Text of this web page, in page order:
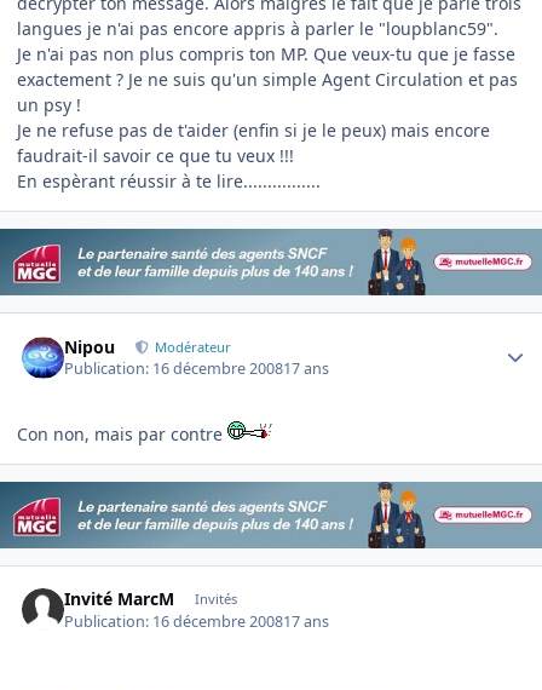
langues je n'ai pas encore appris à parler le "loupblanc59".
Je n'ai pas non plus compris ton MP. Que veux-tu que je fasse
exactement ? Je ne suis qu'un simple Agent Circulation et pas
un psy !
Je ne refuse pas de t'aider (enfin si je le peux) mais encore
faudrait-il savoir ce que tu veux !!!
En espèrant réussir à te lire................
Nipou Modérateur
Publication: 16 décembre 200817 ans
Con non, mais par contre
Invité MarcM Invités
Publication: 16 décembre 200817 ans